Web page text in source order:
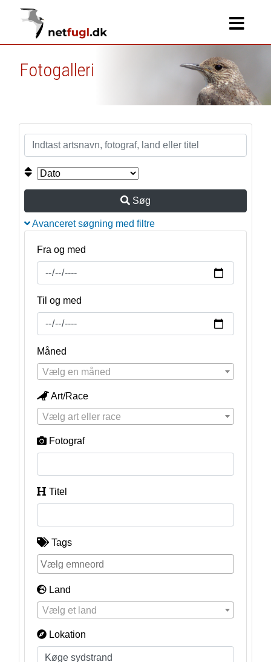
Fotogalleri
Søg
Avanceret søgning med filtre
Fra og med
Til og med
Måned
Vælg en måned
Art/Race
Vælg art eller race
Fotograf
Titel
Tags
Land
Vælg et land
Lokation